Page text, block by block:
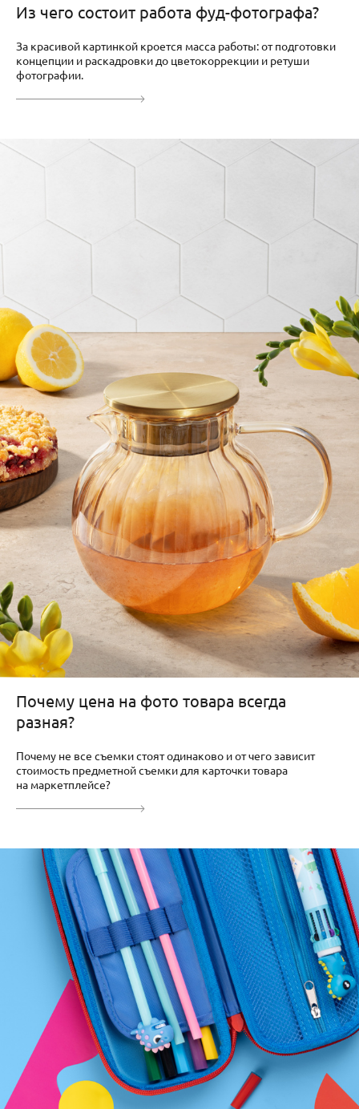
Из чего состоит работа фуд-фотографа?
За красивой картинкой кроется масса работы: от подготовки
концепции и раскадровки до цветокоррекции и ретуши
фотографии.
Почему цена на фото товара всегда
разная?
Почему не все съемки стоят одинаково и от чего зависит
стоимость предметной съемки для карточки товара
на маркетплейсе?